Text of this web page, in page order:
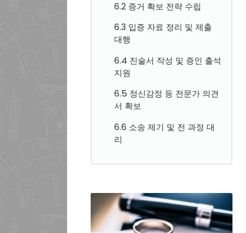
6.2 증거 확보 전략 수립
6.3 입증 자료 정리 및 제출
대행
6.4 진술서 작성 및 증인 출석
지원
6.5 정신감정 등 전문가 의견
서 확보
6.6 소송 제기 및 전 과정 대
리